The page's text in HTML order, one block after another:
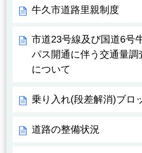
牛久市道路里親制度
市道23号線及び国道6号
パス開通に伴う交通量調
について
乗り入れ(段差解消)ブロ
道路の整備状況